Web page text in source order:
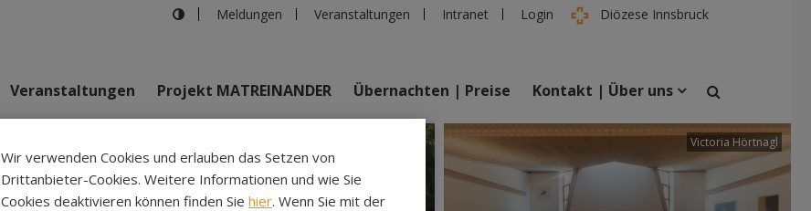
Meldungen Veranstaltungen Intranet Login Diözese Innsbruck
suchen
Veranstaltungen Personen
Veranstaltungen Projekt MATREINANDER Übernachten | Preise Kontakt | Über uns
Victoria Hörtnagl
Wir verwenden Cookies und erlauben das Setzen von
Drittanbieter-Cookies. Weitere Informationen und wie Sie
Cookies deaktivieren können finden Sie hier. Wenn Sie mit der